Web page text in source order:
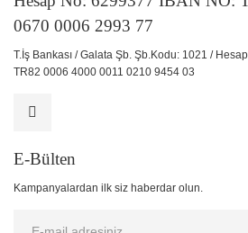
0670 0006 2993 77
T.İş Bankası / Galata Şb. Şb.Kodu: 1021 /
TR82 0006 4000 0011 0210 9454 03
E-Bülten
Kampanyalardan ilk siz haberdar olun.